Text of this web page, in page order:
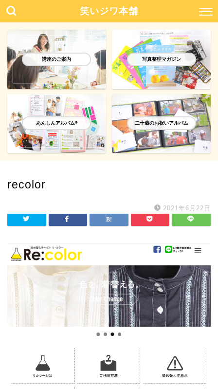
笑いジワ本舗
講座のご案内 写真整理マガジン
あんしんアルバム®️ 二十歳のお祝いアルバム
recolor
2021年6月22日